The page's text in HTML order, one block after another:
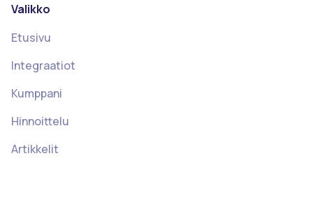
Valikko
Etusivu
Integraatiot
Kumppani
Hinnoittelu
Artikkelit